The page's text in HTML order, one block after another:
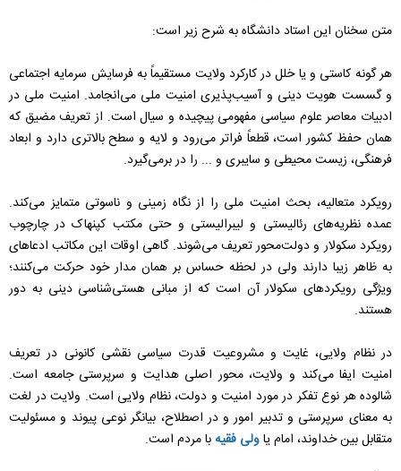
متن سخنان این استاد دانشگاه به شرح زیر است:
هر گونه کاستی و یا خلل در کارکرد ولایت مستقیماً به فرسایش سرمایه اجتماعی
و گسست هویت دینی و آسیب‌پذیری امنیت ملی می‌انجامد. امنیت ملی در
ادبیات معاصر علوم سیاسی مفهومی پیچیده و سیال است. از تعریف مضیق که
همان حفظ کشور است، قطعاً فراتر می‌رود و لایه و سطح بالاتری دارد و ابعاد
فرهنگی، زیست محیطی و سایبری و ... را در برمی‌گیرد.
رویکرد متعالیه، بحث امنیت ملی را از نگاه زمینی و ناسوتی متمایز می‌کند.
عمده نظریه‌های رئالیستی و لیبرالیستی و حتی مکتب کپنهاک در چارچوب
رویکرد سکولار و دولت‌محور تعریف می‌شوند. گاهی اوقات این مکاتب ادعاهای
به ظاهر زیبا دارند ولی در لحظه حساس بر همان مدار خود حرکت می‌کنند؛
ویژگی رویکردهای سکولار آن است که از مبانی هستی‌شناسی دینی به دور
هستند.
در نظام ولایی، غایت و مشروعیت قدرت سیاسی نقشی کانونی در تعریف
امنیت ایفا می‌کند و ولایت، محور اصلی هدایت و سرپرستی جامعه است.
شالوده هر نوع تفکر در مورد امنیت و دولت، نظام ولایی است. ولایت در لغت
به معنای سرپرستی و تدبیر امور و در اصطلاح، بیانگر نوعی پیوند و مسئولیت
متقابل بین خداوند، امام یاولی فقیهبا مردم است.